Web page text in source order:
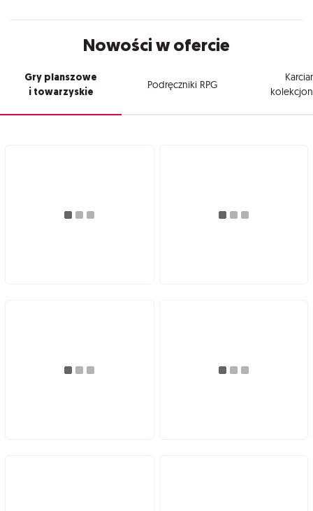
Nowości w ofercie
Gry planszowe
i towarzyskie
Podręczniki RPG